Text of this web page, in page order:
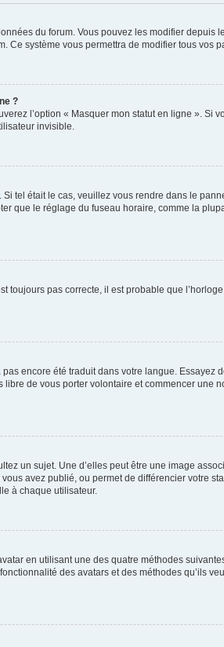
du forum. Vous pouvez les modifier depuis
système vous permettra de modifier tous vos
?
l’option « Masquer mon statut en ligne ». Si
invisible.
tel était le cas, veuillez vous rendre dans le
que le réglage du fuseau horaire, comme la
toujours pas correcte, il est probable que
encore été traduit dans votre langue. Essayez
de vous porter volontaire et commencer une
un sujet. Une d’elles peut être une image
avez publié, ou permet de différencier votre
à chaque utilisateur.
en utilisant une des quatre méthodes
des avatars et des méthodes qu’ils